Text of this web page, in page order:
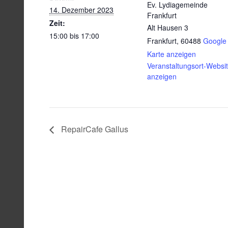
14. Dezember 2023
Zeit:
15:00 bis 17:00
Ev. Lydiagemeinde
Frankfurt
Alt Hausen 3
Frankfurt, 60488 Google
Karte anzeigen
Veranstaltungsort-
anzeigen
RepairCafe Gallus